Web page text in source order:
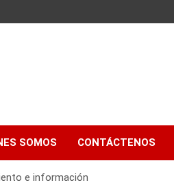
SOMOS CONTÁCTENOS
e información